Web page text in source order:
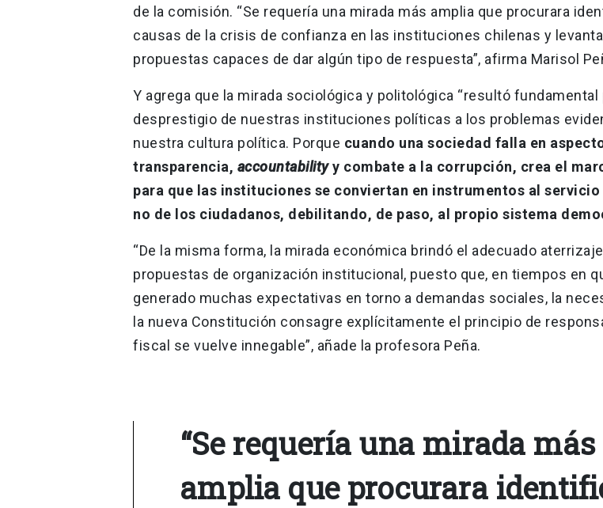
de la comisión. “Se requería una mirada más amplia que procurara
causas de la crisis de confianza en las instituciones chilenas y
propuestas capaces de dar algún tipo de respuesta”, afirma Marisol
Y agrega que la mirada sociológica y politológica “resultó fundamental
desprestigio de nuestras instituciones políticas a los problemas
nuestra cultura política. Porque cuando una sociedad falla en
transparencia, accountabilityy combate a la corrupción, crea el
para que las instituciones se conviertan en instrumentos al
no de los ciudadanos, debilitando, de paso, al propio sistema
“De la misma forma, la mirada económica brindó el adecuado
propuestas de organización institucional, puesto que, en tiempos en
generado muchas expectativas en torno a demandas sociales, la
la nueva Constitución consagre explícitamente el principio de
fiscal se vuelve innegable”, añade la profesora Peña.
“Se requería una mirada más
amplia que procurara